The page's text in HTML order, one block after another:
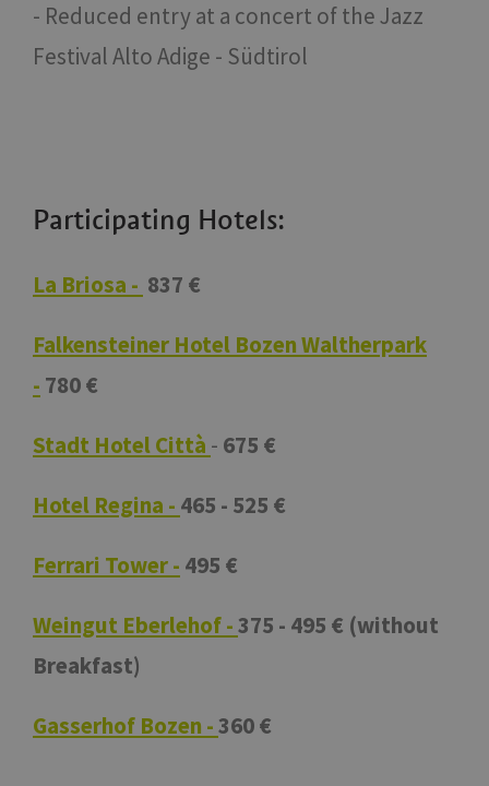
- Reduced entry at a concert of the Jazz
Festival Alto Adige - Südtirol
Participating Hotels:
La Briosa - 837 €
Falkensteiner Hotel Bozen Waltherpark
- 780 €
Stadt Hotel Città - 675 €
Hotel Regina - 465 - 525 €
Ferrari Tower - 495 €
Weingut Eberlehof -375 - 495 € (without
Breakfast)
Gasserhof Bozen -360 €